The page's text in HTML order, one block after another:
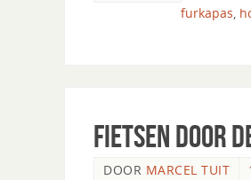
furkapas
Fietsen door
DOOR MARCEL TUIT